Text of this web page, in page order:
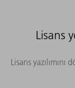
Lisans
Lisans